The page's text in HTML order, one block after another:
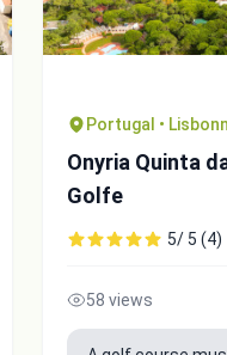
Portugal •
Onyria Quinta
Golfe
5/ 5 (4)
58 views